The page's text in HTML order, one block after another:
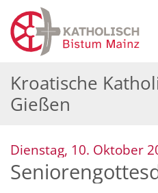
Zum Inhalt springen
Kroatische
Gießen
Dienstag, 10. Oktober